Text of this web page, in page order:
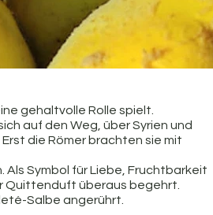
gehaltvolle Rolle spielt.
auf den Weg, über Syrien und
die Römer brachten sie mit
Als Symbol für Liebe, Fruchtbarkeit
Quittenduft überaus begehrt.
Salbe angerührt.